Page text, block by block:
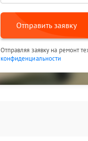
Отправить заявку
Отправляя заявку на ремонт
конфиденциальности